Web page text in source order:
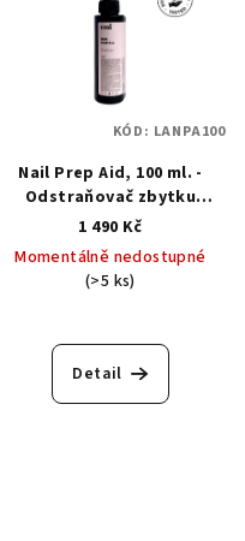
Nail Prep Aid, 100 ml. -
Odstraňovač zbytku
vlhkosti
1 490 Kč
Momentálně nedostupné
(>5 ks)
Detail
KÓD: LANPA100